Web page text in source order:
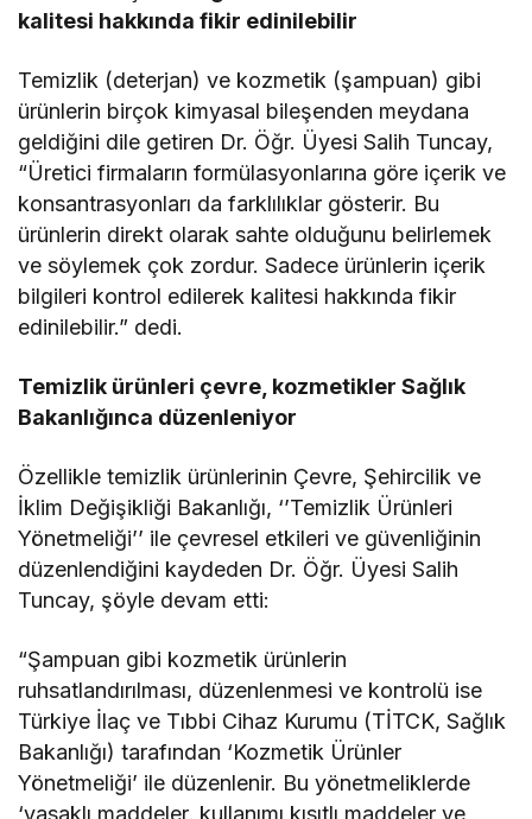
kalitesi hakkında fikir edinilebilir
Temizlik (deterjan) ve kozmetik (şampuan) gibi
ürünlerin birçok kimyasal bileşenden meydana
geldiğini dile getiren Dr. Öğr. Üyesi Salih Tuncay,
“Üretici firmaların formülasyonlarına göre içerik ve
konsantrasyonları da farklılıklar gösterir. Bu
ürünlerin direkt olarak sahte olduğunu belirlemek
ve söylemek çok zordur. Sadece ürünlerin içerik
bilgileri kontrol edilerek kalitesi hakkında fikir
edinilebilir.” dedi.
Temizlik ürünleri çevre, kozmetikler Sağlık
Bakanlığınca düzenleniyor
Özellikle temizlik ürünlerinin Çevre, Şehircilik ve
İklim Değişikliği Bakanlığı, ‘’Temizlik Ürünleri
Yönetmeliği’’ ile çevresel etkileri ve güvenliğinin
düzenlendiğini kaydeden Dr. Öğr. Üyesi Salih
Tuncay, şöyle devam etti:
“Şampuan gibi kozmetik ürünlerin
ruhsatlandırılması, düzenlenmesi ve kontrolü ise
Türkiye İlaç ve Tıbbi Cihaz Kurumu (TİTCK, Sağlık
Bakanlığı) tarafından ‘Kozmetik Ürünler
Yönetmeliği’ ile düzenlenir. Bu yönetmeliklerde
‘yasaklı maddeler, kullanımı kısıtlı maddeler ve